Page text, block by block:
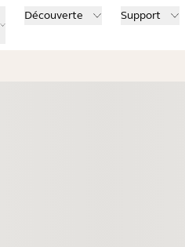
Découverte Support